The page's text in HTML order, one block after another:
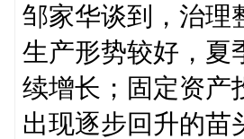
邹家华谈到，治理
生产形势较好，夏
续增长；固定资产
出现逐步回升的苗